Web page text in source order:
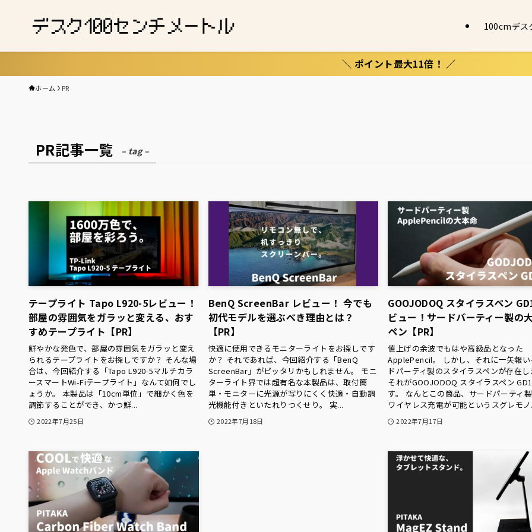
100cmデス
＼ ポイント最大11倍！ ／
ホーム PR
PR記事一覧 – tag –
テープライト Tapo L920-5レビュー！
部屋の雰囲気をガラッと変える、おす
すめテープライト【PR】
鮮やかな発色で、部屋の雰囲気をガラッと変え
られるテープライトをお探しですか？ そんな場
合は、今回紹介する「Tapo L920-5マルチカラ
ースマートWi-Fiテープライト」なんて如何でし
ょうか。 本製品は「10cm単位」で細かく色を
調節することができ、かつ鮮...
2022年7月25日
BenQ ScreenBar レビュー！ 今でも
初代モデルを選ぶべき理由とは？
【PR】
快適に使用できるモニターライトをお探しです
か？ それであれば、今回紹介する「BenQ
ScreenBar」がピッタリかもしれません。 モニ
ターライト界では超有名な本製品は、取付簡
単・モニターに光源が写りにくく快適・自動調
光機能付きといたれりつくせり。 実...
2022年7月18日
GOOJODOQ スタイラスペン
ビュー！サードパーティー製の
ペン【PR】
値上げの余波でもはや高級品となった
ApplePencil。 しかし、それに一矢報
ドパーティ製のスタイラスペンが存在
それがGOOJODOQ スタイラスペン
す。 なんとこの商品、サードパーティ
ワイヤレス充電が可能というスグレモ
2022年7月17日